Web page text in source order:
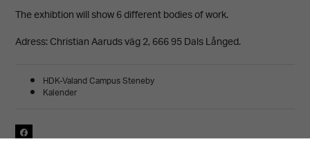
The exhibtion will show 6 different bodies of work.
Adress: Christian Aaruds väg 2, 666 95 Dals Långed.
HDK-Valand Campus Steneby
Kalender